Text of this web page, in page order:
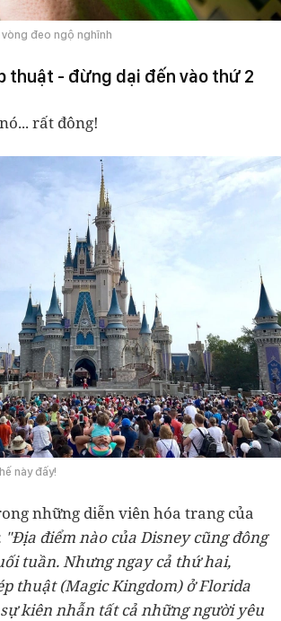
đeo ngộ nghĩnh
thuật - đừng dại đến vào thứ 2
rất đông!
này đấy!
những diễn viên hóa trang của
"Địa điểm nào của Disney cũng đông
tuần. Nhưng ngay cả thứ hai,
thuật (Magic Kingdom) ở Florida
kiên nhẫn tất cả những người yêu